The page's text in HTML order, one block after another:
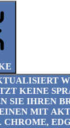
KEINE
SIE IHREN
MIT
CHROME,